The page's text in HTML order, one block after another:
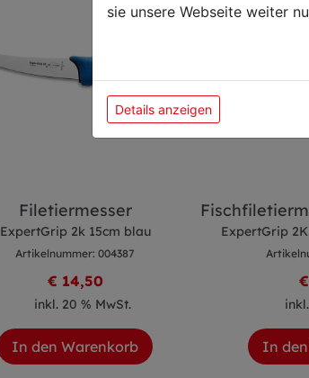
Filetiermesser
ExpertGrip 2k 15cm blau
Artikelnummer: 004387
€ 14,50
inkl. 20 % MwSt.
In den Warenkorb
ExpertGrip
In
sie unsere Webseite weiter
Details anzeigen